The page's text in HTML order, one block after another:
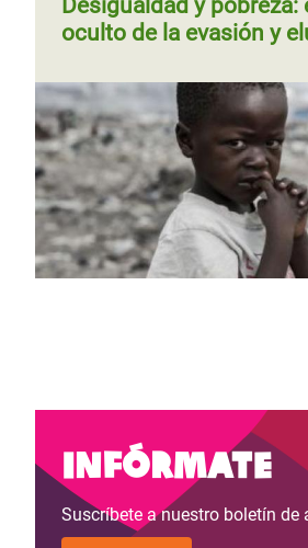
Paginación Página 1 ››
Paginación
Página
anterior
Página 2››
Desigualdad y pobreza:
oculto de la evasión y
Infórmate
Suscríbete a nuestro boletín de